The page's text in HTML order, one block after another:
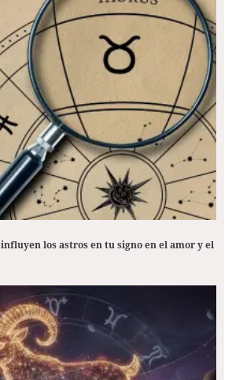
los astros en tu signo en el amor y el